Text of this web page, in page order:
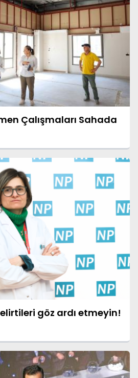
Çalışmaları Sahada
göz ardı etmeyin!